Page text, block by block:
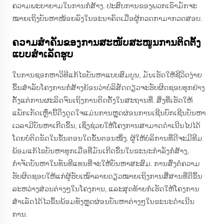
ຄວາມພະຍາຍາມໃນການກໍ່ສ້າງ. ປະສົບການຂອງພວກເຂົາມັກຈະ
ໝາຍເຖິງບັນຫາໜ້ອຍລົງໃນອະນາຄົດເມື່ອຜູ້ກວດກາມາກວດສອບ.
ຄວາມສຳຄັນຂອງການສະໜັບສະໜູນການຕິດຕັ້ງ
ແບບສຳເລັດຮູບ
ໃນການຊອກຫາວິທີແກ້ໄຂບັນຫາແບບສົມບູນ, ມັນເຮັດໃຫ້ຊີວິດງ່າຍ
ຂຶ້ນສຳລັບໂຄງການກໍ່ສ້າງຍ້ອນວ່າບໍລິສັດດຽວຈະຮັບຜິດຊອບທຸກຢ່າງ
ຕັ້ງແຕ່ການຜະລິດຈົນເຖິງການຕິດຕັ້ງໃນສະຖານທີ່. ສິ່ງທີ່ເຮັດໃຫ້
ແພັກເກັດເຫຼົ່ານີ້ດຶງດູດໃຈແມ່ນການຫຼຸດຜ່ອນການເຊີນບົກເຊີນບັນຫາ
ເວລາມີບັນຫາເກີດຂຶ້ນ, ເຊິ່ງຊ່ວຍໃຫ້ໂຄງການສາມາດດຳເນີນໄປໄດ້
ໂດຍບໍ່ຕິດຂັດໃນຂັ້ນຕອນໃດຂັ້ນຕອນໜຶ່ງ. ຜູ້ໃຫ້ບໍລິການທີ່ດີຈະມີທີມ
ພ້ອມແກ້ໄຂບັນຫາທຸກເມື່ອທີ່ມັນເກີດຂຶ້ນໃນຂະນະກຳລັງກໍ່ສ້າງ,
ກຳຈັດບັນຫາໃນທັນທີແທນທີ່ຈະໃຫ້ບັນຫາສະສົມ. ການສົ່ງຕໍ່ຄວາມ
ຮັບຜິດຊອບໃຫ້ແກ່ຜູ້ຮັບເໝົາລາຍດຽວໝາຍເຖິງການສື່ສານທີ່ດີຂຶ້ນ
ລະຫວ່າງສ່ວນຕ່າງໆໃນໂຄງການ, ແລະສຸດທ້າຍກໍ່ເຮັດໃຫ້ໂຄງການ
ສຳເລັດໄດ້ໄວຂຶ້ນພ້ອມທັງຫຼຸດຜ່ອນບັນຫາຕ່າງໆໃນຂະນະດຳເນີນ
ການ.